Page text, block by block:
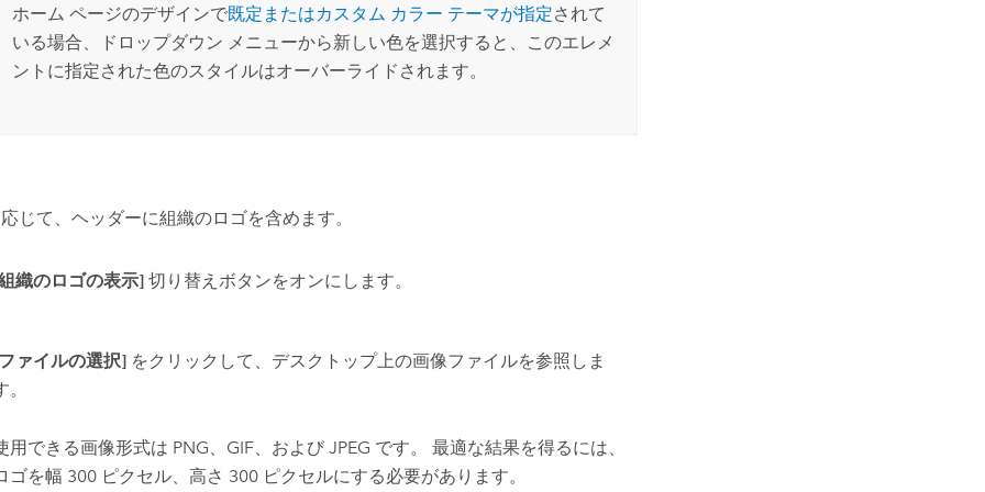
ホーム ページのデザインで既定またはカスタム カラー テーマが指定されて
いる場合、ドロップダウン メニューから新しい色を選択すると、このエレメ
ントに指定された色のスタイルはオーバーライドされます。
じて、ヘッダーに組織のロゴを含めます。
織のロゴの表示]切り替えボタンをオンにします。
ァイルの選択]をクリックして、デスクトップ上の画像ファイルを参照しま
。
用できる画像形式は PNG、GIF、および JPEG です。 最適な結果を得るには、
ゴを幅 300 ピクセル、高さ 300 ピクセルにする必要があります。